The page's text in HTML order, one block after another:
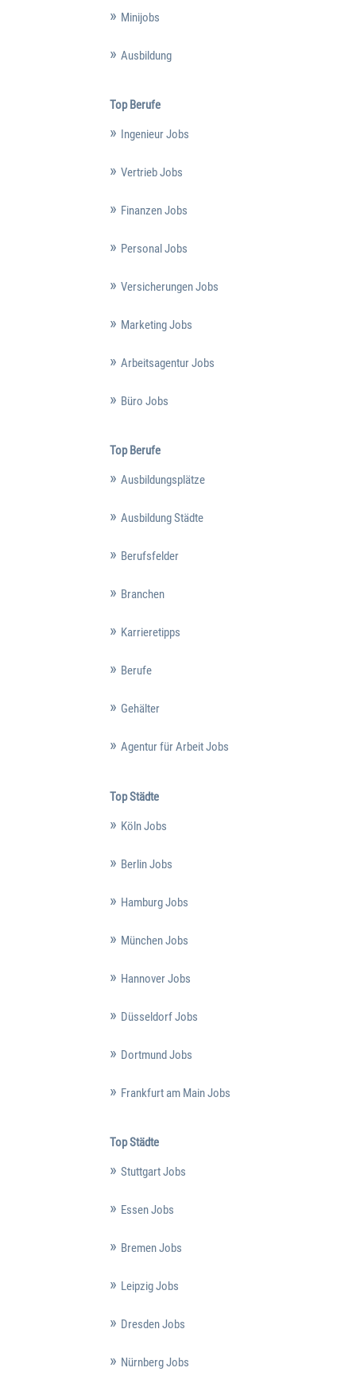
Minijobs
Ausbildung
Top Berufe
Ingenieur Jobs
Vertrieb Jobs
Finanzen Jobs
Personal Jobs
Versicherungen Jobs
Marketing Jobs
Arbeitsagentur Jobs
Büro Jobs
Top Berufe
Ausbildungsplätze
Ausbildung Städte
Berufsfelder
Branchen
Karrieretipps
Berufe
Gehälter
Agentur für Arbeit Jobs
Top Städte
Köln Jobs
Berlin Jobs
Hamburg Jobs
München Jobs
Hannover Jobs
Düsseldorf Jobs
Dortmund Jobs
Frankfurt am Main Jobs
Top Städte
Stuttgart Jobs
Essen Jobs
Bremen Jobs
Leipzig Jobs
Dresden Jobs
Nürnberg Jobs